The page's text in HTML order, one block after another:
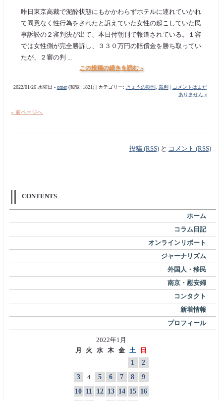
昨日東京高裁で泥酔状態にもかかわらずホテルに連れていかれ
て同意なく性行為をされたと訴えていた女性の起こしていた民
事訴訟の２審判決が出て、本日付朝刊で報道されている。１審
では女性側が完全勝訴し、３３０万円の賠償金を勝ち取ってい
たが、２審の判 ...
この投稿の続きを読む »
2022/01/26 水曜日 - orner(閲覧 :1821) | カテゴリー: きょうの朝刊 , 裁判
コメントはまだ
ありません »
« 前ページへ
投稿 (RSS)と コメント (RSS)
CONTENTS
ホーム
コラム日記
オンラインリポート
ジャーナリズム
外国人・移民
南京・慰安婦
コンタクト
新着情報
プロフィール
2022年1月
月
火 水 木 金 土 日
1
2
3
4 5 6 7 8
9
10 11 12 13 14 15
16